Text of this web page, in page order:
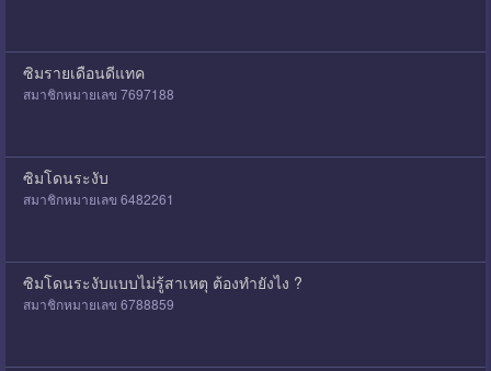
ซิมรายเดือนดีแทค
สมาชิกหมายเลข 7697188
ซิมโดนระงับ
สมาชิกหมายเลข 6482261
ซิมโดนระงับแบบไม่รู้สาเหตุ ต้องทำยังไง ?
สมาชิกหมายเลข 6788859